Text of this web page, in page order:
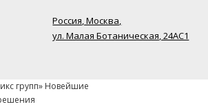
Россия, Москва,
ул. Малая Ботаническая, 24AC1
групп» Новейшие